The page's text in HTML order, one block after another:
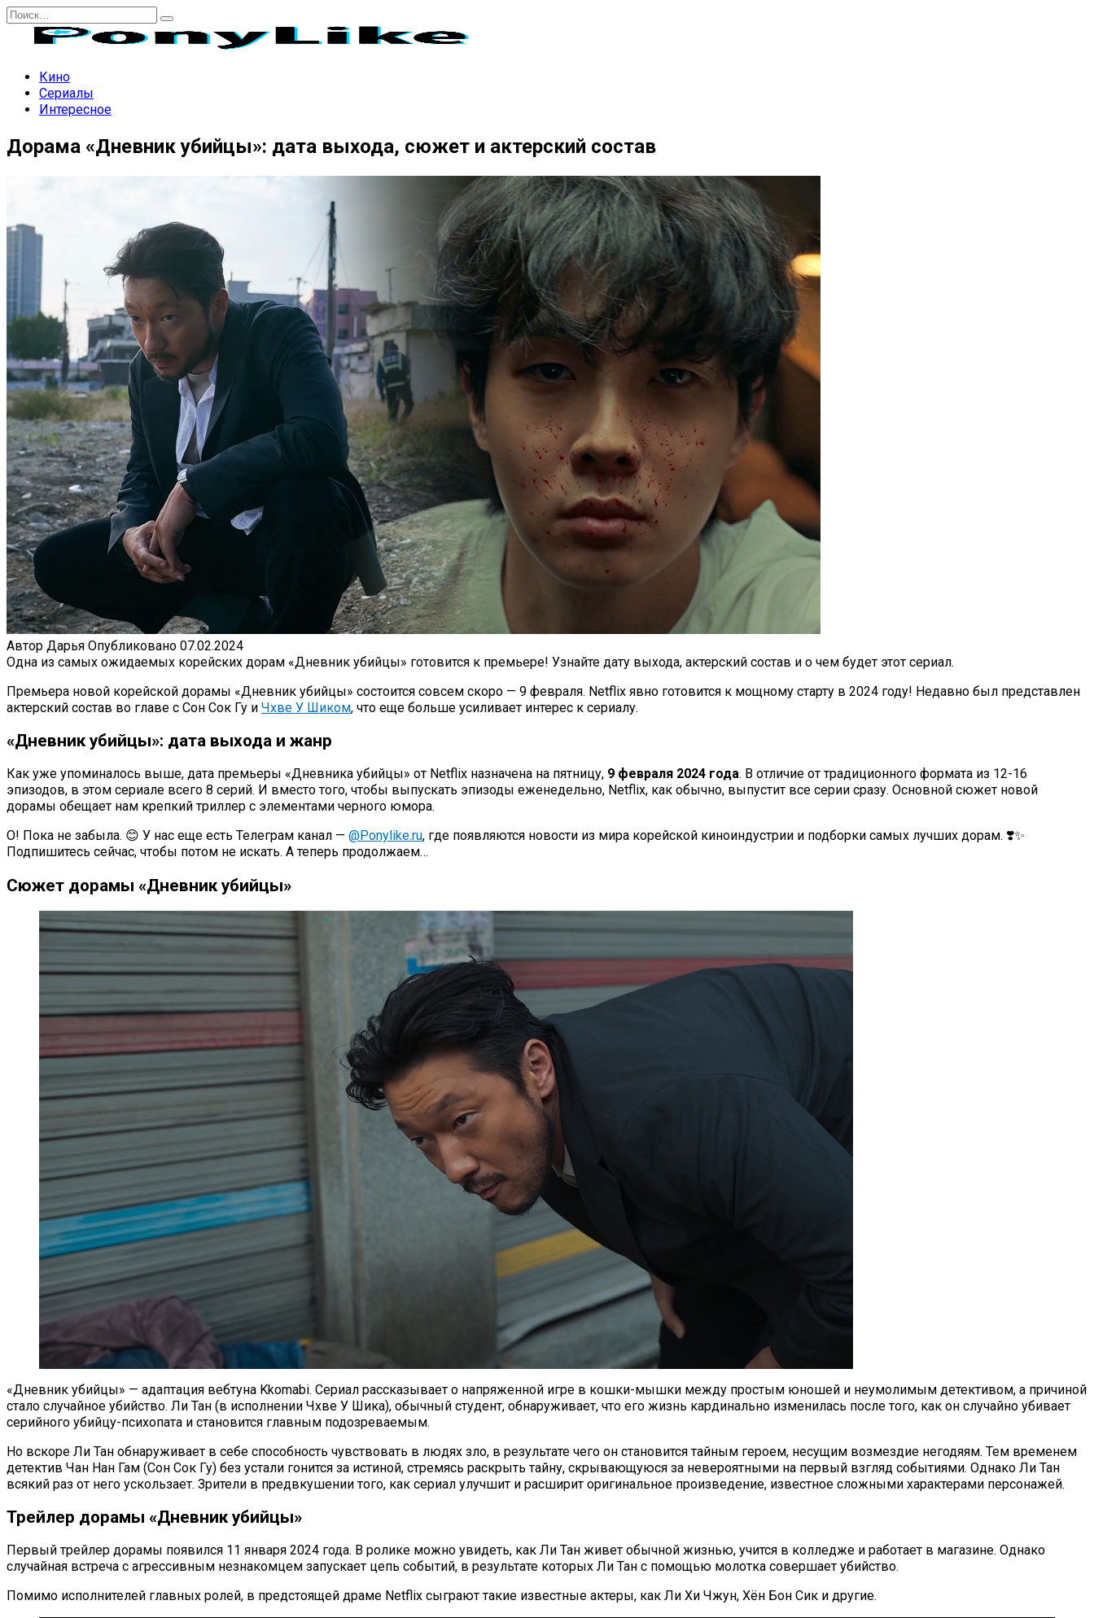
Перейти
содержанию
Search
Кино
Сериалы
Интересное
Дорама «Дневник убийцы»: дата выхода, сюжет и актерский состав
Автор Дарья Опубликовано 07.02.2024
Одна из самых ожидаемых корейских дорам «Дневник убийцы» готовится к премьере! Узнайте дату выхода, актерский состав и о чем будет этот сериал.
Премьера новой корейской дорамы «Дневник убийцы» состоится совсем скоро — 9 февраля. Netflix явно готовится к мощному старту в 2024 году! Недавно был представлен
актерский состав во главе с Сон Сок Гу и Чхве У Шиком, что еще больше усиливает интерес к сериалу.
«Дневник убийцы»: дата выхода и жанр
Как уже упоминалось выше, дата премьеры «Дневника убийцы» от Netflix назначена на пятницу, 9 февраля 2024 года. В отличие от традиционного формата из 12-16
эпизодов, в этом сериале всего 8 серий. И вместо того, чтобы выпускать эпизоды еженедельно, Netflix, как обычно, выпустит все серии сразу. Основной сюжет новой
дорамы обещает нам крепкий триллер с элементами черного юмора.
О! Пока не забыла. 😊 У нас еще есть Телеграм канал — @Ponylike.ru, где появляются новости из мира корейской киноиндустрии и подборки самых лучших дорам. ❣️✨
Подпишитесь сейчас, чтобы потом не искать. А теперь продолжаем…
Сюжет дорамы «Дневник убийцы»
«Дневник убийцы» — адаптация вебтуна Kkomabi. Сериал рассказывает о напряженной игре в кошки-мышки между простым юношей и неумолимым детективом, а причиной
стало случайное убийство. Ли Тан (в исполнении Чхве У Шика), обычный студент, обнаруживает, что его жизнь кардинально изменилась после того, как он случайно убивает
серийного убийцу-психопата и становится главным подозреваемым.
Но вскоре Ли Тан обнаруживает в себе способность чувствовать в людях зло, в результате чего он становится тайным героем, несущим возмездие негодяям. Тем временем
детектив Чан Нан Гам (Сон Сок Гу) без устали гонится за истиной, стремясь раскрыть тайну, скрывающуюся за невероятными на первый взгляд событиями. Однако Ли Тан
всякий раз от него ускользает. Зрители в предвкушении того, как сериал улучшит и расширит оригинальное произведение, известное сложными характерами персонажей.
Трейлер дорамы «Дневник убийцы»
Первый трейлер дорамы появился 11 января 2024 года. В ролике можно увидеть, как Ли Тан живет обычной жизнью, учится в колледже и работает в магазине. Однако
случайная встреча с агрессивным незнакомцем запускает цепь событий, в результате которых Ли Тан с помощью молотка совершает убийство.
Помимо исполнителей главных ролей, в предстоящей драме Netflix сыграют такие известные актеры, как Ли Хи Чжун, Хён Бон Сик и другие.